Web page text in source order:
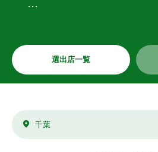
・・・
選出店一覧
千葉